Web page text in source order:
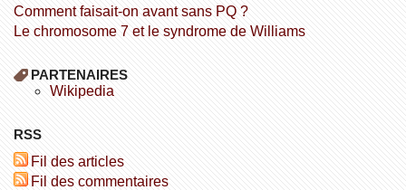
Comment faisait-on avant sans PQ ?
Le chromosome 7 et le syndrome de Williams
PARTENAIRES
wikipedia
RSS
Fil des articles
Fil des commentaires